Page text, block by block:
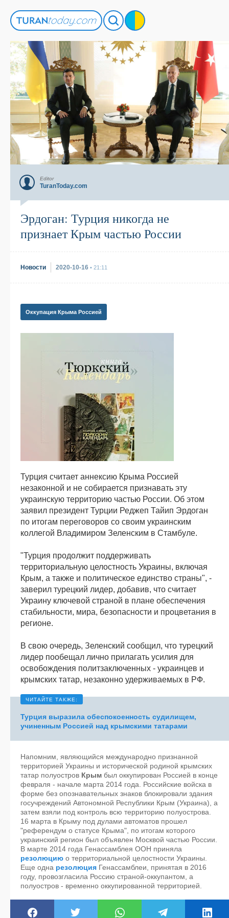
Editor
TuranToday.com
Эрдоган: Турция никогда не
признает Крым частью России
Новости 2020-10-16 • 21:11
Оккупация Крыма Россией
Турция считает аннексию Крыма Россией
незаконной и не собирается признавать эту
украинскую территорию частью России. Об этом
заявил президент Турции Реджеп Тайип Эрдоган
по итогам переговоров со своим украинским
коллегой Владимиром Зеленским в Стамбуле.
"Турция продолжит поддерживать
территориальную целостность Украины, включая
Крым, а также и политическое единство страны", -
заверил турецкий лидер, добавив, что считает
Украину ключевой страной в плане обеспечения
стабильности, мира, безопасности и процветания в
регионе.
В свою очередь, Зеленский сообщил, что турецкий
лидер пообещал лично прилагать усилия для
освобождения политзаключенных - украинцев и
крымских татар, незаконно удерживаемых в РФ.
Турция выразила обеспокоенность судилищем,
учиненным Россией над крымскими татарами
Напомним, являющийся международно признанной
территорией Украины и исторической родиной крымских
татар полуостров Крым был оккупирован Россией в конце
февраля - начале марта 2014 года. Российские войска в
форме без опознавательных знаков блокировали здания
госучреждений Автономной Республики Крым (Украина), а
затем взяли под контроль всю территорию полуострова.
16 марта в Крыму под дулами автоматов прошел
"референдум о статусе Крыма", по итогам которого
украинский регион был объявлен Москвой частью России.
В марте 2014 года Генассамблея ООН приняла
резолюцию о территориальной целостности Украины.
Еще одна резолюция Генассамблеи, принятая в 2016
году, провозгласила Россию страной-оккупантом, а
полуостров - временно оккупированной территорией.